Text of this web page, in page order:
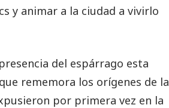
y animar a la ciudad a vivirlo
del espárrago esta
rememora los orígenes de la
por primera vez en la